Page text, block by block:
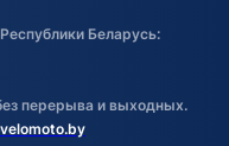
Беларусь:
перерыва и выходных.